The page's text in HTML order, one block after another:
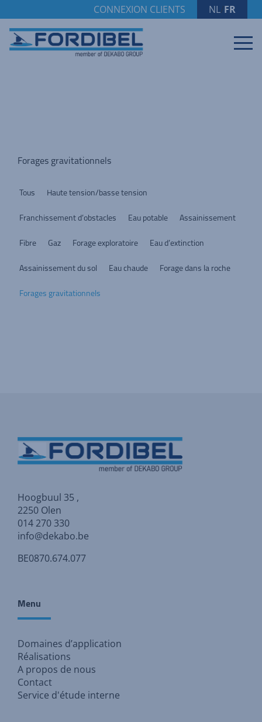
CONNEXION CLIENTS NL/FR
Haute tension/basse tension
Franchissement d’obstacles Assainissement
Eau potable
Fibre Gaz
Tous
Forage exploratoire Eau d’extinction
Assainissement du sol Eau chaude Forage dans la roche
Forages gravitationnels
Forages gravitationnels
Hoogbuul 35 ,
2250 Olen
014 270 330
info@dekabo.be
BE0870.674.077
Menu
Domaines d’application
Réalisations
A propos de nous
Contact
Service d'étude interne